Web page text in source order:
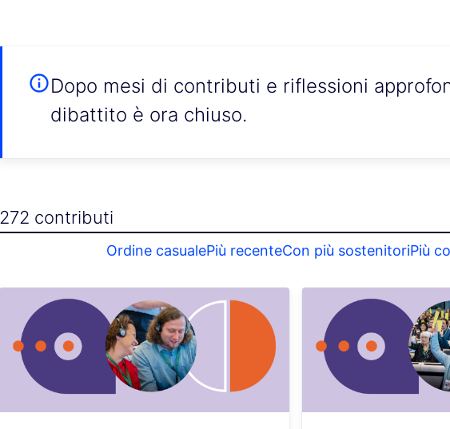
Dopo mesi di contributi e riflessioni
dibattito è ora chiuso.
272 contributi
Ordine casualePiù recenteCon più sostenitoriPiù